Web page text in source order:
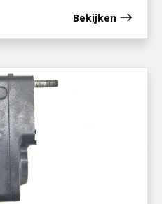
Bekijken east